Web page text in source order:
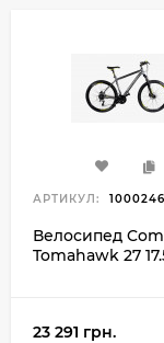
АРТИКУЛ: 1000246
Велосипед
Tomahawk 27
23 291 грн.